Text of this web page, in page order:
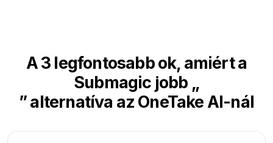
A 3 legfontosabb ok, amiért a
Submagic jobb „
” alternatíva az OneTake AI-nál